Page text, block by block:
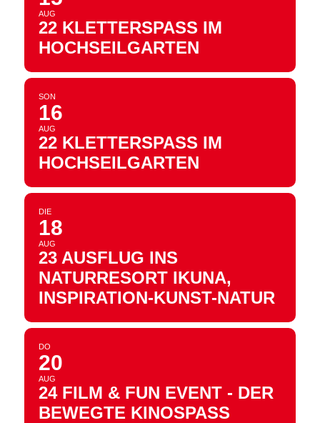
AUG
22 KLETTERSPASS IM H
OCHSEILGARTEN
SON
16
AUG
22 KLETTERSPASS IM H
OCHSEILGARTEN
DIE
18
AUG
23 AUSFLUG INS
NATURRESORT IKUNA,
INSPIRATION-KUNST-NATUR
DO
20
AUG
24 FILM & FUN EVENT - DER
BEWEGTE KINOSPASS